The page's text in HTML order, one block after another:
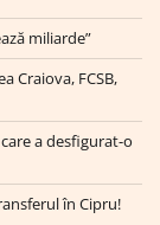
miliarde”
Craiova, FCSB,
a desfigurat-o
în Cipru!